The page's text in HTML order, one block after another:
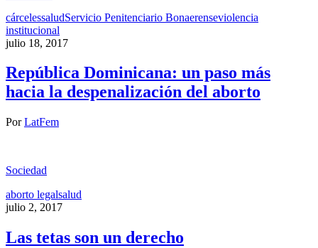
cárcelessaludServicio Penitenciario Bonaerenseviolencia
institucional
julio 18, 2017
República Dominicana: un paso más
hacia la despenalización del aborto
PorLatFem
Sociedad
aborto legalsalud
julio 2, 2017
Las tetas son un derecho